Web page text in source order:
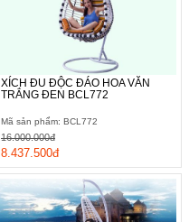
XÍCH ĐU ĐỘC ĐÁO HOA VĂN
TRẮNG ĐEN BCL772
Mã sản phẩm: BCL772
8.437.500đ
16.000.000đ